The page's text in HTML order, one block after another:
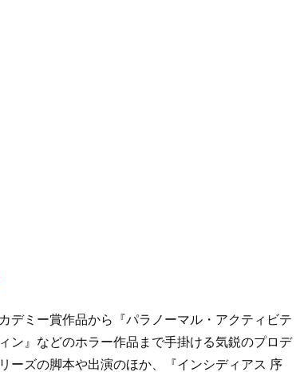
デミー賞作品から『パラノーマル・アクティビテ
ン』などのホラー作品まで手掛ける気鋭のプロデ
ーズの脚本や出演のほか、『インシディアス 序